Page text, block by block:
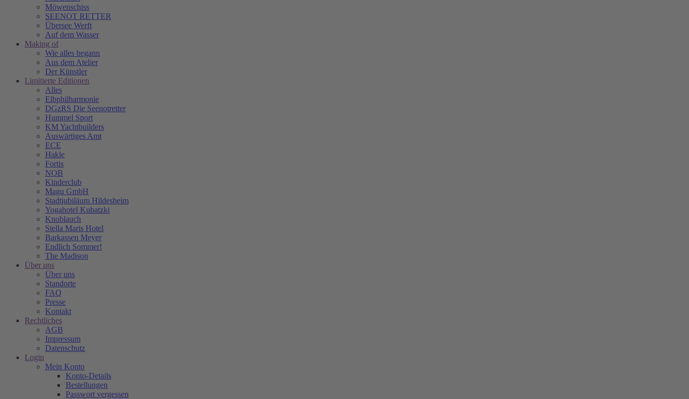
Möwenschiss
SEENOT RETTER
Übersee Werft
Auf dem Wasser
Making of
Wie alles begann
Aus dem Atelier
Der Künstler
Limitierte Editionen
Alles
Elbphilharmonie
DGzRS Die Seenotretter
Hummel Sport
KM Yachtbuilders
Auswärtiges Amt
ECE
Hakle
Fortis
NOB
Kinderclub
Magu GmbH
Stadtjubiläum Hildesheim
Yogahotel Kubatzki
Knoblauch
Stella Maris Hotel
Barkassen Meyer
Endlich Sommer!
The Madison
Über uns
Über uns
Standorte
FAQ
Presse
Kontakt
Rechtliches
AGB
Impressum
Datenschutz
Login
Mein Konto
Konto-Details
Bestellungen
Passwort vergessen